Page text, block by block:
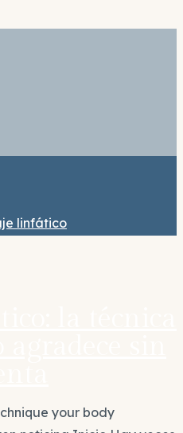
your body